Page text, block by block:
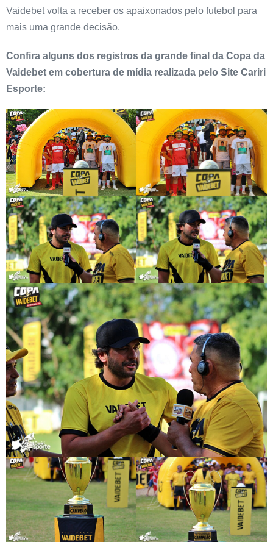
Vaidebet volta a receber os apaixonados pelo futebol para
mais uma grande decisão.
Confira alguns dos registros da grande final da Copa da
Vaidebet em cobertura de mídia realizada pelo Site Cariri
Esporte: